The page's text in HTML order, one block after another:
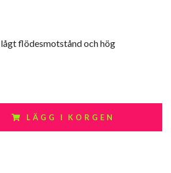
flödesmotstånd och hög
LÄGG I KORGEN